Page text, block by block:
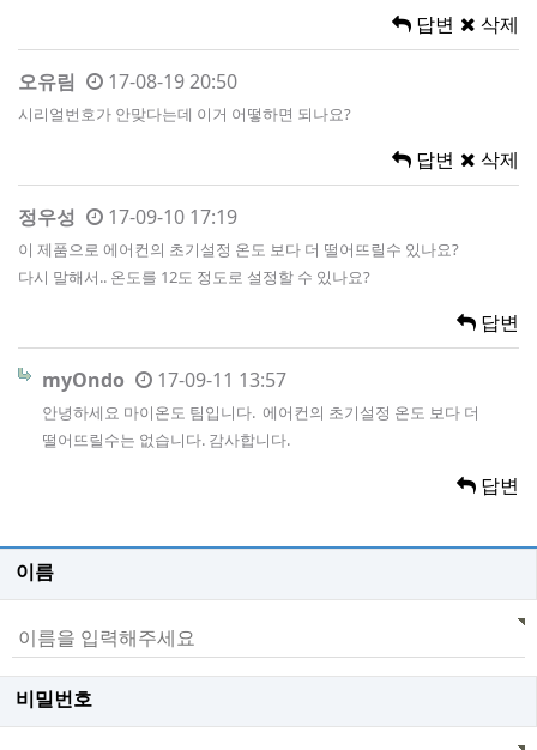
답변 삭제
오유림 17-08-19 20:50
시리얼번호가 안맞다는데 이거 어떻하면 되나요?
답변 삭제
정우성 17-09-10 17:19
이 제품으로 에어컨의 초기설정 온도 보다 더 떨어뜨릴수 있나요?
다시 말해서.. 온도를 12도 정도로 설정할 수 있나요?
답변
myOndo 17-09-11 13:57
안녕하세요 마이온도 팀입니다. 에어컨의 초기설정 온도 보다 더
떨어뜨릴수는 없습니다. 감사합니다.
답변
이름
비밀번호